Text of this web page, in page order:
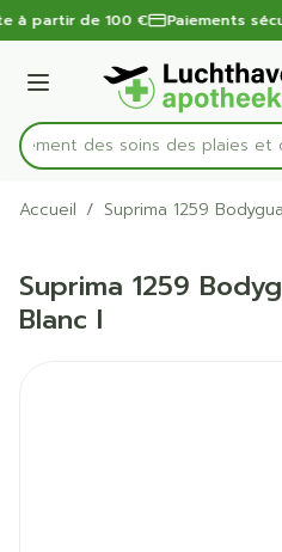
Aller au contenu
1 de 1
à partir de 100 € Paiements
Menu
Rechercherdes soins des plaies et
Accueil / Suprima 1259
Suprima 1259
Blanc l